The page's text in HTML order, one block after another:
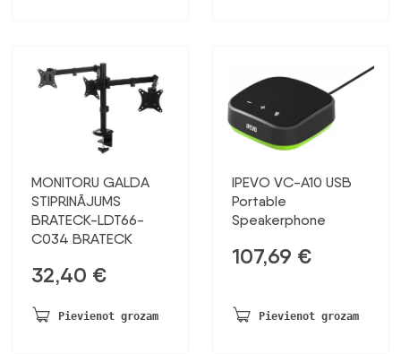
MONITORU GALDA
STIPRINĀJUMS
BRATECK-LDT66-
C034 BRATECK
32,40 €
Pievienot grozam
IPEVO VC-A10 USB
Portable
Speakerphone
107,69 €
Pievienot grozam